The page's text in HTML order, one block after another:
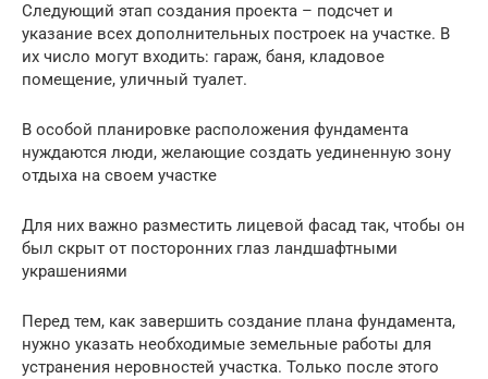
Следующий этап создания проекта – подсчет и
указание всех дополнительных построек на участке. В
их число могут входить: гараж, баня, кладовое
помещение, уличный туалет.
В особой планировке расположения фундамента
нуждаются люди, желающие создать уединенную зону
отдыха на своем участке
Для них важно разместить лицевой фасад так, чтобы он
был скрыт от посторонних глаз ландшафтными
украшениями
Перед тем, как завершить создание плана фундамента,
нужно указать необходимые земельные работы для
устранения неровностей участка. Только после этого